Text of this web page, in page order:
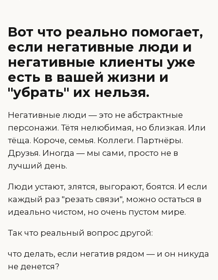
Вот что реально помогает,
если негативные люди и
негативные клиенты уже
есть в вашей жизни и
"убрать" их нельзя.
Негативные люди — это не абстрактные
персонажи. Тётя нелюбимая, но близкая. Или
тёща. Короче, семья. Коллеги. Партнёры.
Друзья. Иногда — мы сами, просто не в
лучший день.
Люди устают, злятся, выгорают, боятся. И если
каждый раз "резать связи", можно остаться в
идеально чистом, но очень пустом мире.
Так что реальный вопрос другой:
что делать, если негатив рядом — и он никуда
не денется?